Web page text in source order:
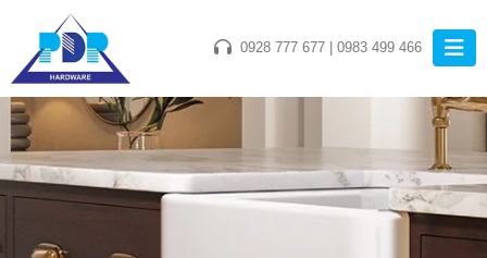
0928 777 677 0983 499 466